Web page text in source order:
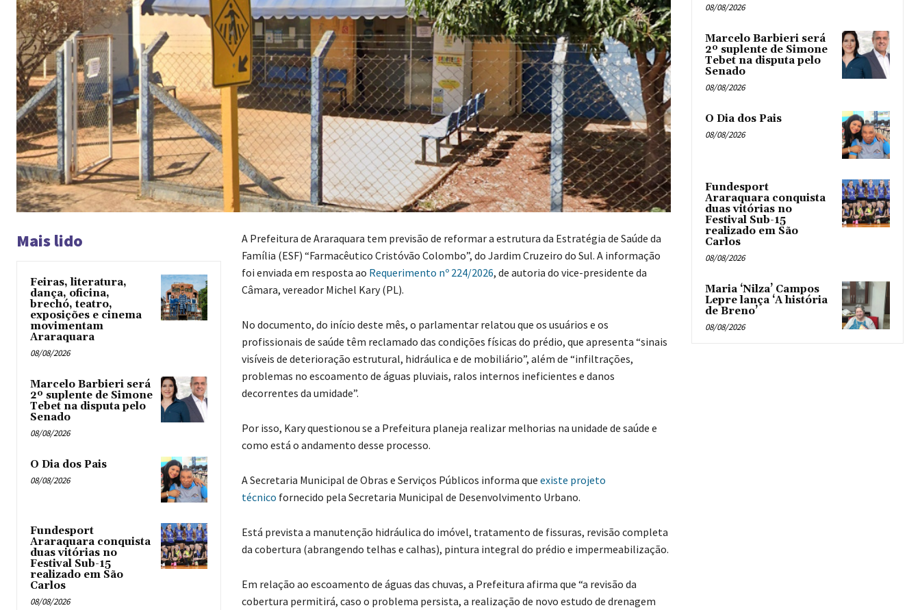
Mais lido
Feiras, literatura,
dança, oficina,
brechó, teatro,
exposições e cinema
movimentam
Araraquara
08/08/2026
Marcelo Barbieri será
2º suplente de Simone
Tebet na disputa pelo
Senado
08/08/2026
O Dia dos Pais
08/08/2026
Fundesport
Araraquara conquista
duas vitórias no
Festival Sub-15
realizado em São
Carlos
08/08/2026
A Prefeitura de Araraquara tem previsão de reformar a estrutura da Estratégia de Saúde da
Família (ESF) “Farmacêutico Cristóvão Colombo”, do Jardim Cruzeiro do Sul. A informação
foi enviada em resposta ao Requerimento nº 224/2026, de autoria do vice-presidente da
Câmara, vereador Michel Kary (PL).
No documento, do início deste mês, o parlamentar relatou que os usuários e os
profissionais de saúde têm reclamado das condições físicas do prédio, que apresenta “sinais
visíveis de deterioração estrutural, hidráulica e de mobiliário”, além de “infiltrações,
problemas no escoamento de águas pluviais, ralos internos ineficientes e danos
decorrentes da umidade”.
Por isso, Kary questionou se a Prefeitura planeja realizar melhorias na unidade de saúde e
como está o andamento desse processo.
A Secretaria Municipal de Obras e Serviços Públicos informa que existe projeto
técnico fornecido pela Secretaria Municipal de Desenvolvimento Urbano.
Está prevista a manutenção hidráulica do imóvel, tratamento de fissuras, revisão completa
da cobertura (abrangendo telhas e calhas), pintura integral do prédio e impermeabilização.
Em relação ao escoamento de águas das chuvas, a Prefeitura afirma que “a revisão da
cobertura permitirá, caso o problema persista, a realização de novo estudo de drenagem
08/08/2026
Marcelo Barbieri será
2º suplente de Simone
Tebet na disputa pelo
Senado
08/08/2026
O Dia dos Pais
08/08/2026
Fundesport
Araraquara conquista
duas vitórias no
Festival Sub-15
realizado em São
Carlos
08/08/2026
Maria ‘Nilza’ Campos
Lepre lança ‘A história
de Breno’
08/08/2026